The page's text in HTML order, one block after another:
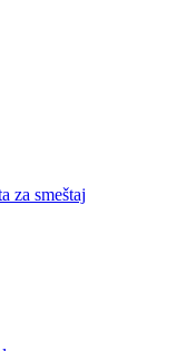
za smeštaj